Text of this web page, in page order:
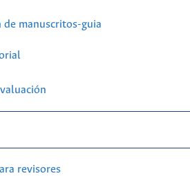
de manuscritos-guia
revisores